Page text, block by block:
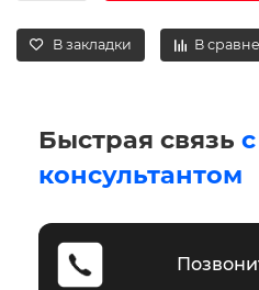
В закладки В
Быстрая связь с
консультантом